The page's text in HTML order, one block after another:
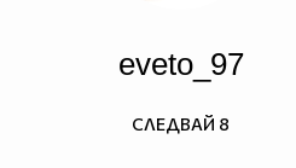
eveto_97
СЛЕДВАЙ 8